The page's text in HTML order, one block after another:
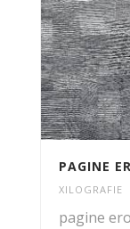
PAGINE
XILOGRAFIE
pagine